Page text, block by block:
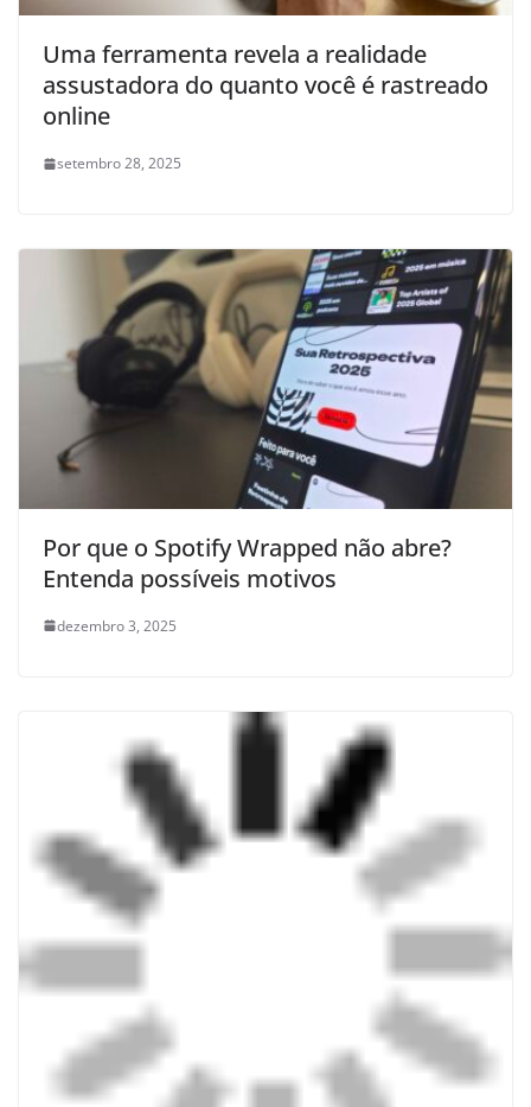
Uma ferramenta revela a realidade
assustadora do quanto você é rastreado
online
setembro 28, 2025
Por que o Spotify Wrapped não abre?
Entenda possíveis motivos
dezembro 3, 2025